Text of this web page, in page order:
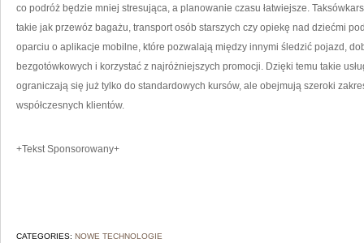
co podróż będzie mniej stresująca, a planowanie czasu łatwiejsze.
takie jak przewóz bagażu, transport osób starszych czy opiekę nad dziećmi
oparciu o aplikacje mobilne, które pozwalają między innymi śledzić pojazd,
bezgotówkowych i korzystać z najróżniejszych promocji. Dzięki temu takie
ograniczają się już tylko do standardowych kursów, ale obejmują szeroki
współczesnych klientów.
+Tekst Sponsorowany+
CATEGORIES: NOWE TECHNOLOGIE